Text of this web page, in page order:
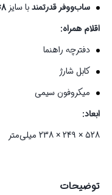
ساب‌ووفر قدرتمندبا سایز 8×2 اینچ
اقلام همراه:
دفترچه راهنما
کابل شارژ
میکروفون سیمی
ابعاد:
528 × 249 × 238 میلی‌متر
توضیحات